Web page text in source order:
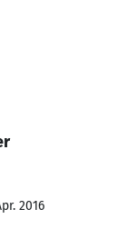
2016